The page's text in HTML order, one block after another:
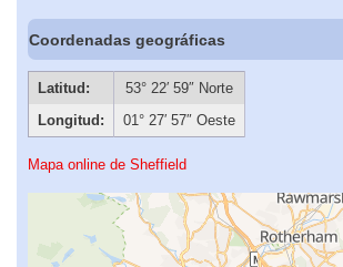
Coordenadas geográficas
Latitud:
53° 22′ 59″ Norte
Longitud:
01° 27′ 57″ Oeste
Mapa online de Sheffield